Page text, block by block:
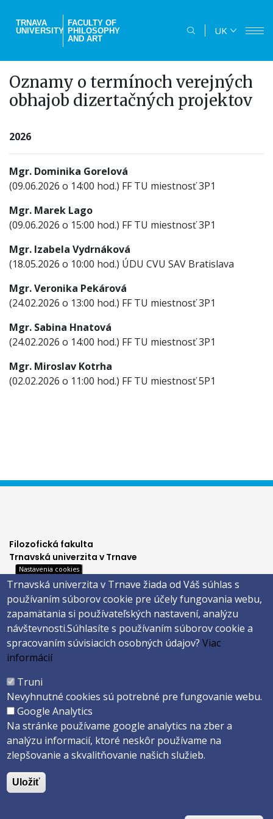
main
TRNAVA
UNIVERSITY
FACULTY OF
PHILOSOPHY
AND ART
UK
Oznamy o termínoch verejných
obhajob dizertačných projektov
2026
Mgr. Dominika Gorelová
(09.06.2026 o 14:00 hod.) FF TU miestnosť 3P1
Mgr. Marek Lago
(09.06.2026 o 15:00 hod.) FF TU miestnosť 3P1
Mgr. Izabela Vydrnáková
(18.05.2026 o 10:00 hod.) ÚDU CVU SAV Bratislava
Mgr. Veronika Pekárová
(24.02.2026 o 13:00 hod.) FF TU miestnosť 3P1
Mgr. Sabina Hnatová
(24.02.2026 o 14:00 hod.) FF TU miestnosť 3P1
Mgr. Miroslav Kotrha
(02.02.2026 o 11:00 hod.) FF TU miestnosť 5P1
Filozofická fakulta
Trnavská univerzita v Trnave
Hornopotočná 23
918 43 TRNAVA
tel.: 033/5939 213
IČO: 318 25 249
IČ DPH: SK2021177202
Footer
menu
4
Youtube
Copyright ©2026 Faculty of Philosophy and Art · Trnava University
Created by
Nastavenia cookies
Trnavská univerzita v Trnave žiada od Váš súhlas s
používaním súborov cookie pre účely fungovania webu,
zapamätania si používateľských nastavení, analýzu
návštevnosti.Súhlasíte s používaním súborov cookie a
spracovaním súvisiacich osobných údajov?Viac
informácií
Truni
Nevyhnutné cookies sú potrebné pre fungovanie webu.
Google Analytics
Na stránke používame google analytics na zber a
analýzu informacií, ktoré neskôr používame na
zlepšovanie a skvalitňovanie našich služieb.
Uložiť